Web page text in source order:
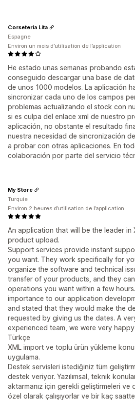
He estado unas semanas probando
conseguido descargar una base de
de unos 1000 modelos. La aplicación
sincronizar cada uno de los campos
problemas actualizando el stock con
si es culpa del enlace xml de nuestro
aplicación, no obstante el resultado
nuestra necesidad de sincronización
a probar con otras aplicaciones. En
colaboración por parte del servicio
Corseteria Lita
Espagne
Environ un mois d’utilisation de l’application
An application that will be the leader in
product upload.
Support services provide instant
you want. They work specifically for
organize the software and technical
transfer of your products, and they
operations you want within a few
importance to our application
and stated that they would make the
requested by giving us the dates. A
experienced team, we were very
Türkçe
XML import ve toplu ürün yükleme
uygulama.
Destek servisleri istediğiniz tüm
destek veriyor. Yazılımsal, teknik
aktarmanız için gerekli geliştirmeleri ve
özel olarak çalışıyorlar ve bir kaç
My Store
Turquie
Environ 2 heures d’utilisation de l’application